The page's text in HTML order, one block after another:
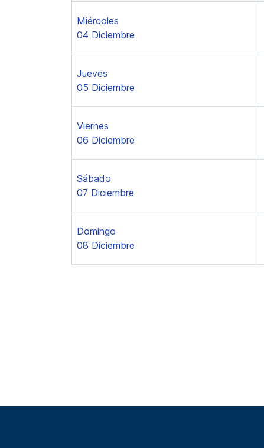
Miércoles
04 Diciembre
Jueves
05 Diciembre
Viernes
06 Diciembre
Sábado
07 Diciembre
Domingo
08 Diciembre